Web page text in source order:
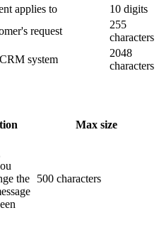
applies to
10 digits
request
255
characters
system
2048
characters
Max size
the
500 characters